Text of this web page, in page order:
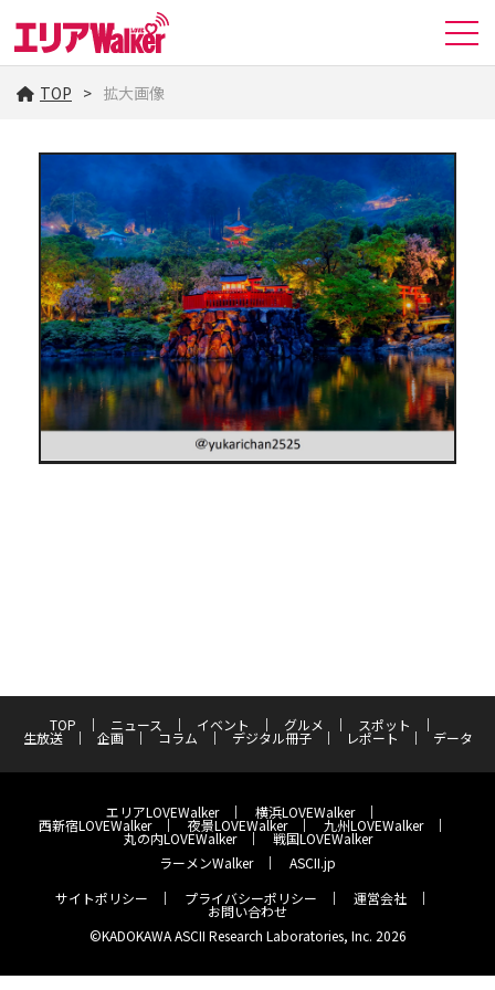
TOP 拡大画像
TOP ニュース イベント グルメ スポット
生放送 企画 コラム デジタル冊子 レポート データ
エリアLOVEWalker 横浜LOVEWalker
西新宿LOVEWalker 夜景LOVEWalker 九州LOVEWalker
丸の内LOVEWalker
戦国LOVEWalker
ラーメンWalker
ASCII.jp
サイトポリシー
プライバシーポリシー 運営会社
お問い合わせ
©KADOKAWA ASCII Research Laboratories, Inc. 2026